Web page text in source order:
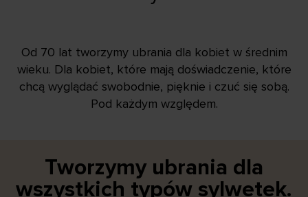
OD 1954
stylu
Od 70 lat tworzymy ubrania dla kobiet w średnim
wieku. Dla kobiet, które mają doświadczenie, które
chcą wyglądać swobodnie, pięknie i czuć się sobą.
Pod każdym względem.
Tworzymy ubrania dla
wszystkich typów sylwetek.